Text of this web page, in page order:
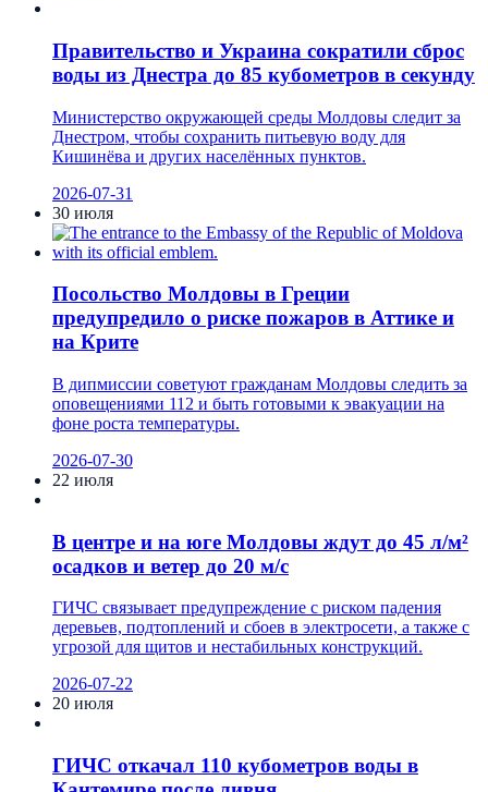
Правительство и Украина сократили сброс
воды из Днестра до 85 кубометров в секунду
Министерство окружающей среды Молдовы следит за
Днестром, чтобы сохранить питьевую воду для
Кишинёва и других населённых пунктов.
2026-07-31
30 июля
Посольство Молдовы в Греции
предупредило о риске пожаров в Аттике и
на Крите
В дипмиссии советуют гражданам Молдовы следить за
оповещениями 112 и быть готовыми к эвакуации на
фоне роста температуры.
2026-07-30
22 июля
В центре и на юге Молдовы ждут до 45 л/м²
осадков и ветер до 20 м/с
ГИЧС связывает предупреждение с риском падения
деревьев, подтоплений и сбоев в электросети, а также с
угрозой для щитов и нестабильных конструкций.
2026-07-22
20 июля
ГИЧС откачал 110 кубометров воды в